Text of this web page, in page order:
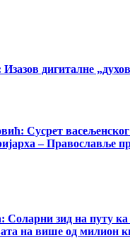
дигиталне
Сусрет
– Православље
зид на путу ка
на више од милион